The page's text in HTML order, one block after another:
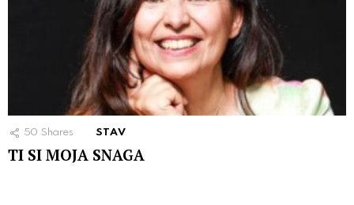
50 Shares STAV
TI SI MOJA SNAGA